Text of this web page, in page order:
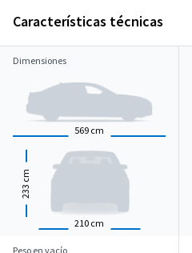
Características técnicas
Dimensiones
569 cm
210 cm
233
cm
Peso en vacío